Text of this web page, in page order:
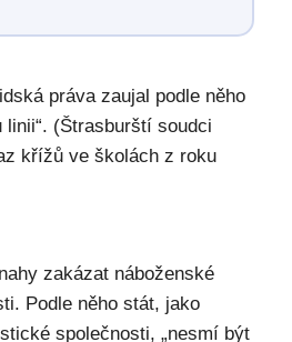
práva zaujal podle něho
linii“. (Štrasburští soudci
křížů ve školách z roku
zakázat náboženské
Podle něho stát, jako
společnosti, „nesmí být